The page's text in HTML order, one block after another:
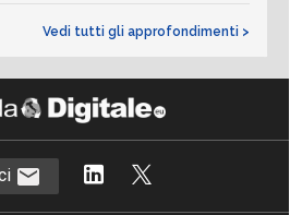
Vedi tutti gli approfondimenti >